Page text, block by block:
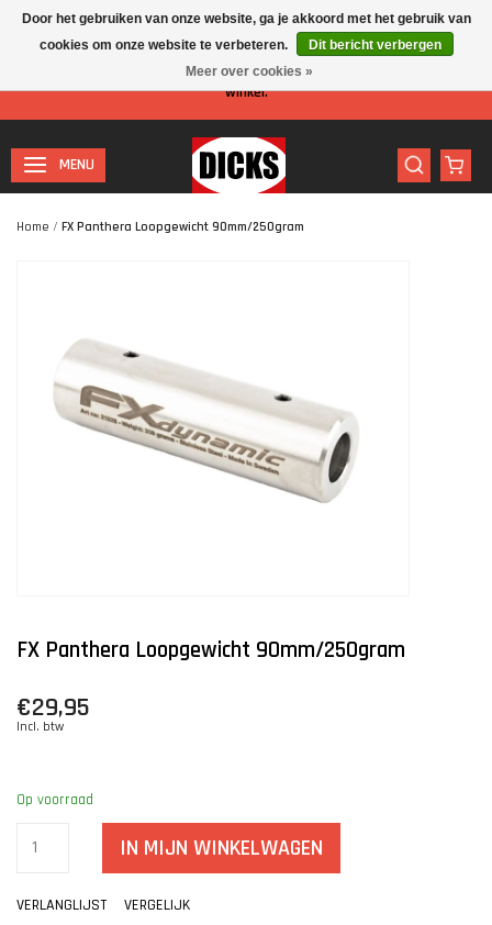
Let op: I.v.m. de zomervakantie is er minder personeel aanwezig in de
winkel.
MENU
Home / FX Panthera Loopgewicht 90mm/250gram
FX Panthera Loopgewicht 90mm/250gram
€29,95
Incl. btw
Op voorraad
IN MIJN WINKELWAGEN
VERLANGLIJST VERGELIJK
Door het gebruiken van onze website, ga je akkoord met het gebruik van
cookies om onze website te verbeteren.
Dit bericht verbergen
Meer over cookies »